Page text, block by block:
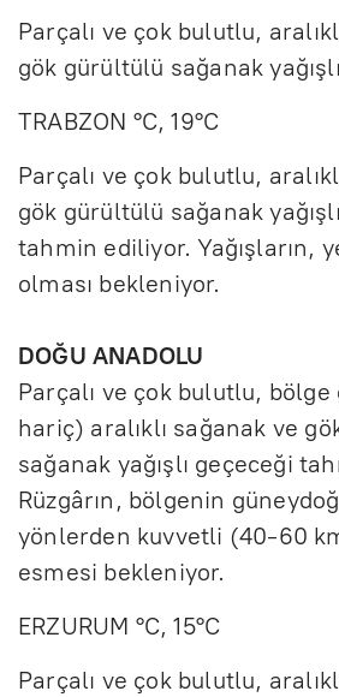
Parçalı ve çok bulutlu,
gök gürültülü sağanak yağışlı
TRABZON °C, 19°C
Parçalı ve çok bulutlu,
gök gürültülü sağanak
tahmin ediliyor. Yağışların,
olması bekleniyor.
DOĞU ANADOLU
Parçalı ve çok bulutlu,
hariç) aralıklı sağanak ve
sağanak yağışlı geçeceği
Rüzgârın, bölgenin
yönlerden kuvvetli (40-60
esmesi bekleniyor.
ERZURUM °C, 15°C
Parçalı ve çok bulutlu,